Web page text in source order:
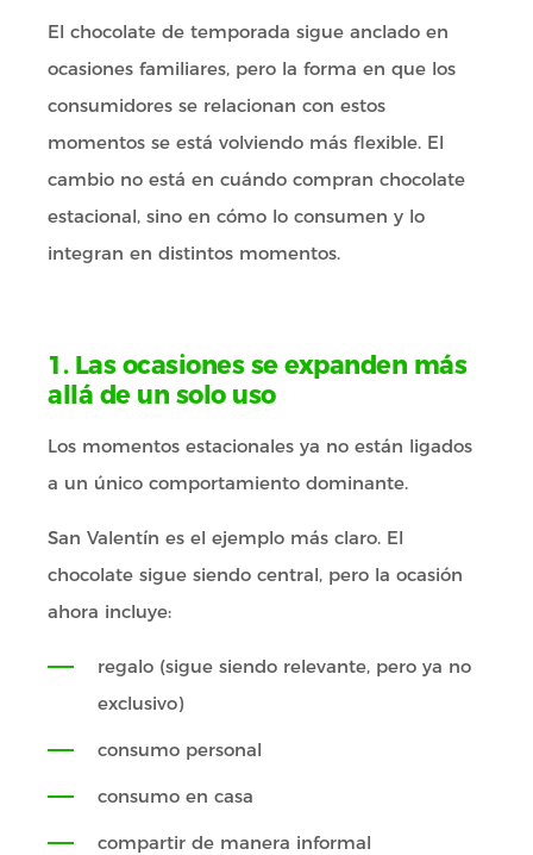
El chocolate de temporada sigue anclado en
ocasiones familiares, pero la forma en que los
consumidores se relacionan con estos
momentos se está volviendo más flexible. El
cambio no está en cuándo compran chocolate
estacional, sino en cómo lo consumen y lo
integran en distintos momentos.
1. Las ocasiones se expanden más
allá de un solo uso
Los momentos estacionales ya no están ligados
a un único comportamiento dominante.
San Valentín es el ejemplo más claro. El
chocolate sigue siendo central, pero la ocasión
ahora incluye:
regalo (sigue siendo relevante, pero ya no
exclusivo)
consumo personal
consumo en casa
compartir de manera informal